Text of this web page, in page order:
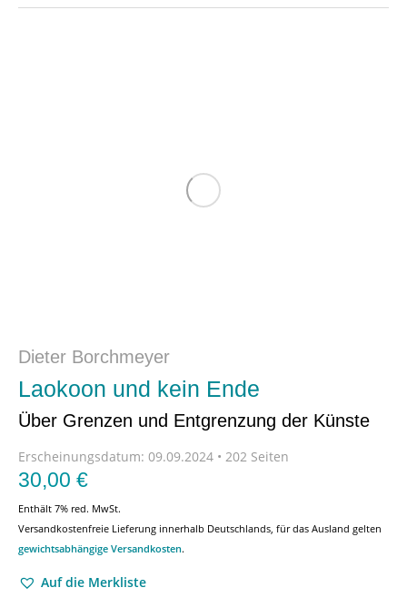
Dieter Borchmeyer
Laokoon und kein Ende
Über Grenzen und Entgrenzung der Künste
Erscheinungsdatum: 09.09.2024 • 202 Seiten
30,00 €
Enthält 7% red. MwSt.
Versandkostenfreie Lieferung innerhalb Deutschlands, für das Ausland gelten
gewichtsabhängige Versandkosten.
Auf die Merkliste